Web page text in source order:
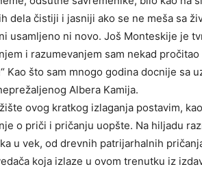
dela čistiji i jasniji ako se ne meša sa
usamljeno ni novo. Još Monteskije je
i razumevanjem sam nekad
Kao što sam mnogo godina docnije sa
Albera Kamija.
ovog kratkog izlaganja postavim,
o priči i pričanju uopšte. Na hiljadu
u vek, od drevnih patrijarhalnih
koja izlaze u ovom trenutku iz